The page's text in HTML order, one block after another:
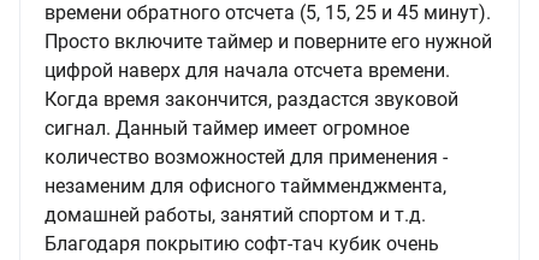
времени обратного отсчета (5, 15, 25 и 45 минут).
Просто включите таймер и поверните его нужной
цифрой наверх для начала отсчета времени.
Когда время закончится, раздастся звуковой
сигнал. Данный таймер имеет огромное
количество возможностей для применения -
незаменим для офисного таймменджмента,
домашней работы, занятий спортом и т.д.
Благодаря покрытию софт-тач кубик очень